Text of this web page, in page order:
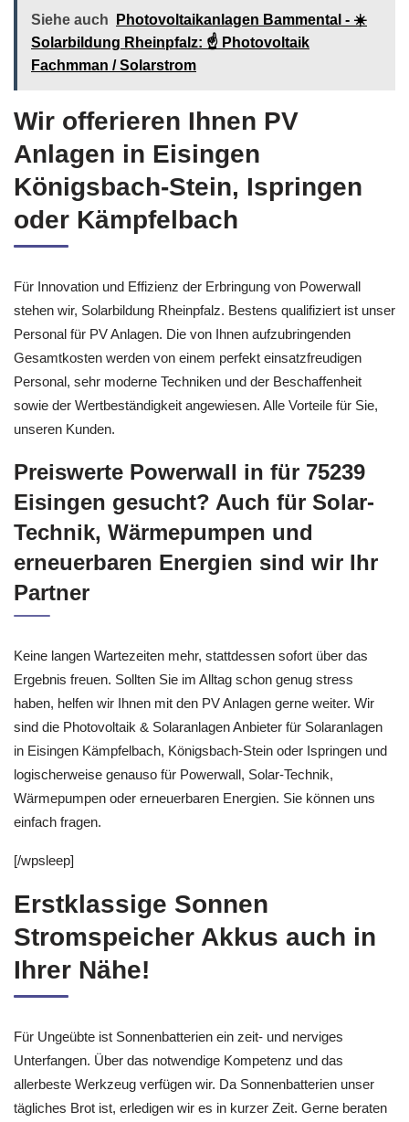
Siehe auch
Photovoltaikanlagen Bammental - ☀️
Solarbildung Rheinpfalz: ☝️ Photovoltaik
Fachmman / Solarstrom
Wir offerieren Ihnen PV
Anlagen in Eisingen
Königsbach-Stein, Ispringen
oder Kämpfelbach
Für Innovation und Effizienz der Erbringung von Powerwall
stehen wir, Solarbildung Rheinpfalz. Bestens qualifiziert ist unser
Personal für PV Anlagen. Die von Ihnen aufzubringenden
Gesamtkosten werden von einem perfekt einsatzfreudigen
Personal, sehr moderne Techniken und der Beschaffenheit
sowie der Wertbeständigkeit angewiesen. Alle Vorteile für Sie,
unseren Kunden.
Preiswerte Powerwall in für 75239
Eisingen gesucht? Auch für Solar-
Technik, Wärmepumpen und
erneuerbaren Energien sind wir Ihr
Partner
Keine langen Wartezeiten mehr, stattdessen sofort über das
Ergebnis freuen. Sollten Sie im Alltag schon genug stress
haben, helfen wir Ihnen mit den PV Anlagen gerne weiter. Wir
sind die Photovoltaik & Solaranlagen Anbieter für Solaranlagen
in Eisingen Kämpfelbach, Königsbach-Stein oder Ispringen und
logischerweise genauso für Powerwall, Solar-Technik,
Wärmepumpen oder erneuerbaren Energien. Sie können uns
einfach fragen.
[/wpsleep]
Erstklassige Sonnen
Stromspeicher Akkus auch in
Ihrer Nähe!
Für Ungeübte ist Sonnenbatterien ein zeit- und nerviges
Unterfangen. Über das notwendige Kompetenz und das
allerbeste Werkzeug verfügen wir. Da Sonnenbatterien unser
tägliches Brot ist, erledigen wir es in kurzer Zeit. Gerne beraten